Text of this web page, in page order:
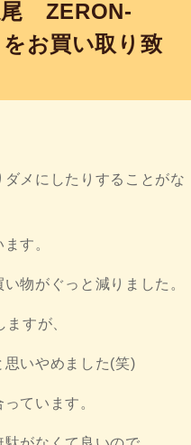
ZERON-
お買い取り致
メにしたりすることがな
す。
物がぐっと減りました。
すが、
思いやめました(笑)
ています。